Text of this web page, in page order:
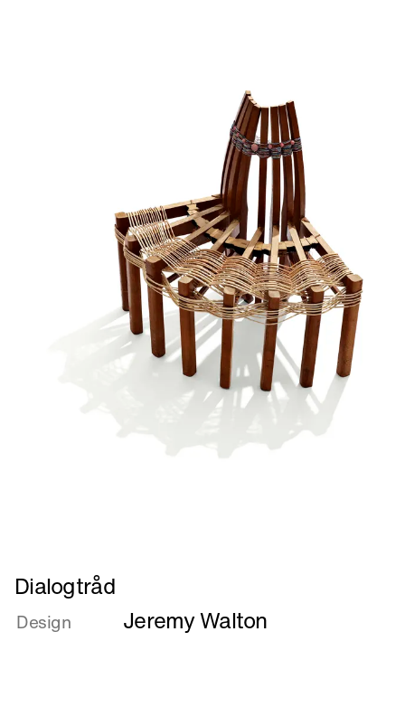
Læs
mere
om
Dialogtråd
Design Jeremy Walton